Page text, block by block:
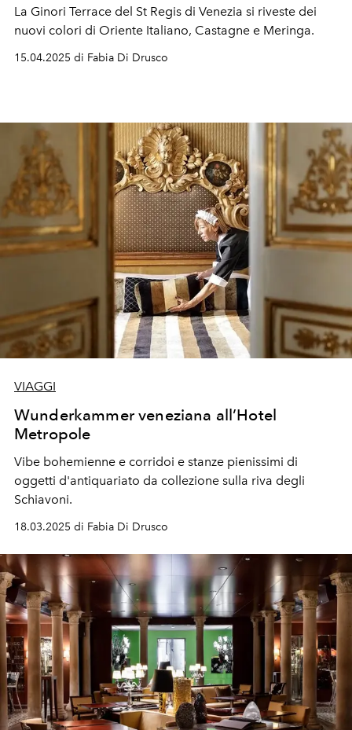
La Ginori Terrace del St Regis di Venezia si riveste dei
nuovi colori di Oriente Italiano, Castagne e Meringa.
15.04.2025 di Fabia Di Drusco
VIAGGI
Wunderkammer veneziana all’Hotel
Metropole
Vibe bohemienne e corridoi e stanze pienissimi di
oggetti d'antiquariato da collezione sulla riva degli
Schiavoni.
18.03.2025 di Fabia Di Drusco